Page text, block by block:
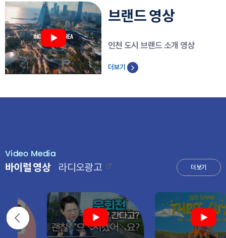
브랜드 영상
인천 도시 브랜드 소개 영상
더보기
바이럴 영상 라디오광고 더보기